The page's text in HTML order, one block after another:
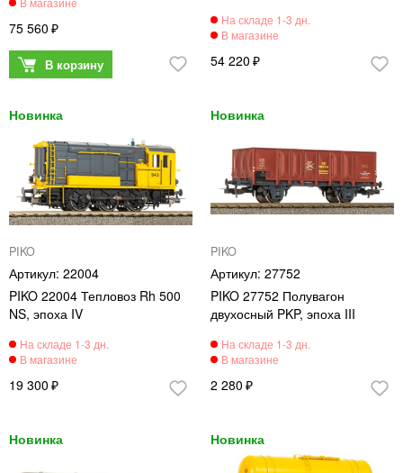
75 560
54 220
PIKO
22004
PIKO 22004 Тепловоз Rh 500
NS, эпоха IV
19 300
PIKO
27752
PIKO 27752 Полувагон
двухосный PKP, эпоха III
2 280